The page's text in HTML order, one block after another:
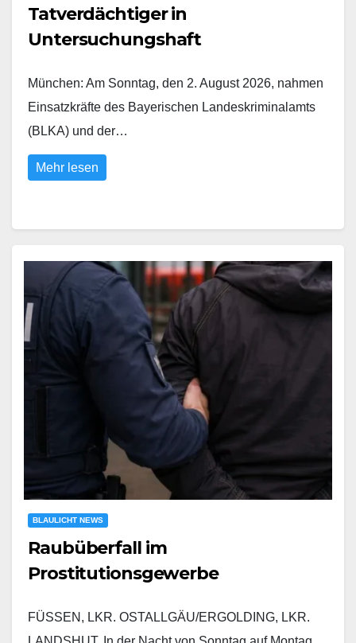
Tatverdächtiger in
Untersuchungshaft
München: Am Sonntag, den 2. August 2026, nahmen
Einsatzkräfte des Bayerischen Landeskriminalamts
(BLKA) und der…
Mehr lesen
BLAULICHT NEWS
Raubüberfall im
Prostitutionsgewerbe
FÜSSEN, LKR. OSTALLGÄU/ERGOLDING, LKR.